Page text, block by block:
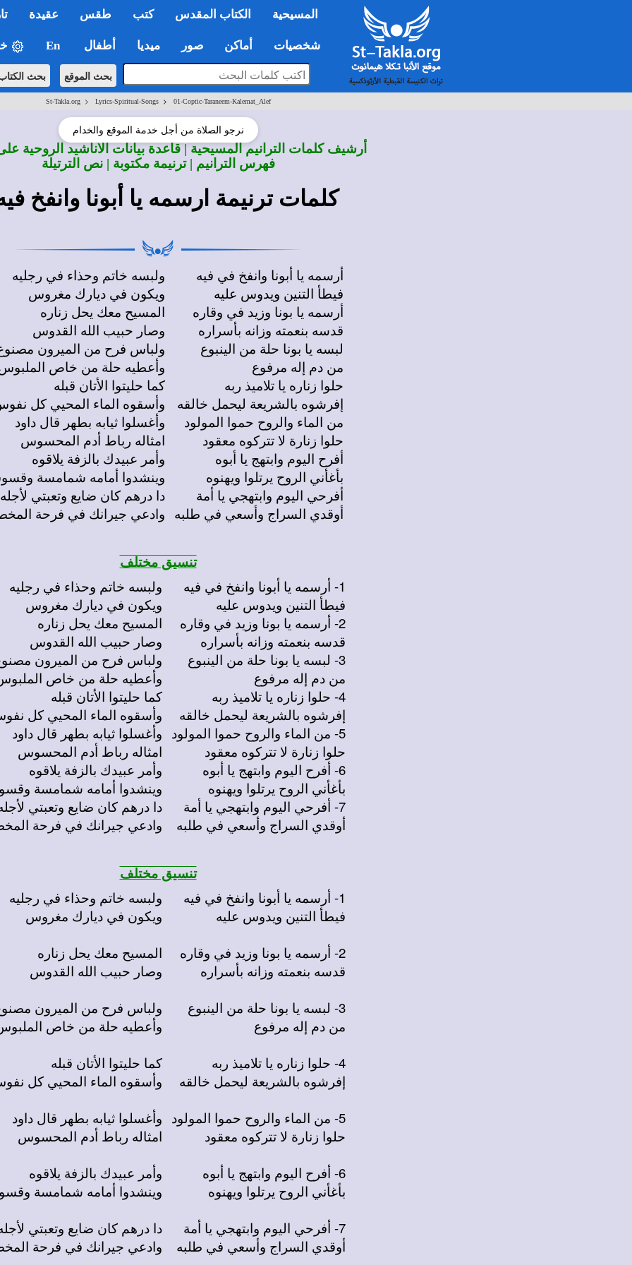
المسيحية الكتاب المقدس كتب طقس عقيدة
شخصيات أماكن صور ميديا أطفال En
بحث الموقع بحث
St-Takla.org> Lyrics-Spiritual-Songs> 01-Coptic-Taraneem-Kalemat_Alef
نرجو الصلاة من أجل خدمة الموقع والخدام
أرشيف كلمات الترانيم المسيحية | قاعدة بيانات الأناشيد الروحية
فهرس الترانيم | ترنيمة مكتوبة | نص الترتيلة
كلمات ترنيمة ارسمه يا أبونا وانفخ
أرسمه يا أبونا وانفخ في فيه
فيطأ التنين ويدوس عليه
أرسمه يا بونا وزيد في وقاره
قدسه بنعمته وزانه بأسراره
لبسه يا بونا حلة من الينبوع
من دم إله مرفوع
حلوا زناره يا تلاميذ ربه
إفرشوه بالشريعة ليحمل خالقه
من الماء والروح حموا المولود
حلوا زنارة لا تتركوه معقود
أفرح اليوم وابتهج يا أبوه
بأغأني الروح يرتلوا ويهنوه
أفرحي اليوم وابتهجي يا أمة
أوقدي السراج وأسعي في طلبه
ولبسه خاتم وحذاء في رجليه
ويكون في ديارك مغروس
المسيح معك يحل زناره
وصار حبيب الله القدوس
ولباس فرح من الميرون
وأعطيه حلة من خاص
كما حليتوا الأتان قبله
وأسقوه الماء المحيي كل
وأغسلوا ثيابه بطهر قال داود
امثاله رباط أدم المحسوس
وأمر عبيدك بالزفة يلاقوه
وينشدوا أمامه شمامسة
دا درهم كان ضايع وتعبتي لأجله
وادعي جيرانك في فرحة
تنسيق مختلف
1- أرسمه يا أبونا وانفخ في فيه
فيطأ التنين ويدوس عليه
2- أرسمه يا بونا وزيد في وقاره
قدسه بنعمته وزانه بأسراره
3- لبسه يا بونا حلة من الينبوع
من دم إله مرفوع
4- حلوا زناره يا تلاميذ ربه
إفرشوه بالشريعة ليحمل خالقه
5- من الماء والروح حموا المولود
حلوا زنارة لا تتركوه معقود
6- أفرح اليوم وابتهج يا أبوه
بأغأني الروح يرتلوا ويهنوه
7- أفرحي اليوم وابتهجي يا أمة
أوقدي السراج وأسعي في طلبه
ولبسه خاتم وحذاء في رجليه
ويكون في ديارك مغروس
المسيح معك يحل زناره
وصار حبيب الله القدوس
ولباس فرح من الميرون
وأعطيه حلة من خاص
كما حليتوا الأتان قبله
وأسقوه الماء المحيي كل
وأغسلوا ثيابه بطهر قال داود
امثاله رباط أدم المحسوس
وأمر عبيدك بالزفة يلاقوه
وينشدوا أمامه شمامسة
دا درهم كان ضايع وتعبتي
وادعي جيرانك في فرحة
تنسيق مختلف
1- أرسمه يا أبونا وانفخ في فيه
فيطأ التنين ويدوس عليه
2- أرسمه يا بونا وزيد في وقاره
قدسه بنعمته وزانه بأسراره
3- لبسه يا بونا حلة من الينبوع
من دم إله مرفوع
4- حلوا زناره يا تلاميذ ربه
إفرشوه بالشريعة ليحمل خالقه
5- من الماء والروح حموا المولود
حلوا زنارة لا تتركوه معقود
6- أفرح اليوم وابتهج يا أبوه
بأغأني الروح يرتلوا ويهنوه
7- أفرحي اليوم وابتهجي يا أمة
أوقدي السراج وأسعي في طلبه
ولبسه خاتم وحذاء في رجليه
ويكون في ديارك مغروس
المسيح معك يحل زناره
وصار حبيب الله القدوس
ولباس فرح من الميرون
وأعطيه حلة من خاص
كما حليتوا الأتان قبله
وأسقوه الماء المحيي كل
وأغسلوا ثيابه بطهر قال داود
امثاله رباط أدم المحسوس
وأمر عبيدك بالزفة يلاقوه
وينشدوا أمامه شمامسة
دا درهم كان ضايع وتعبتي
وادعي جيرانك في فرحة